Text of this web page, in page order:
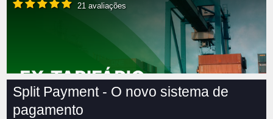
21 avaliações
Split Payment - O novo sistema de
pagamento